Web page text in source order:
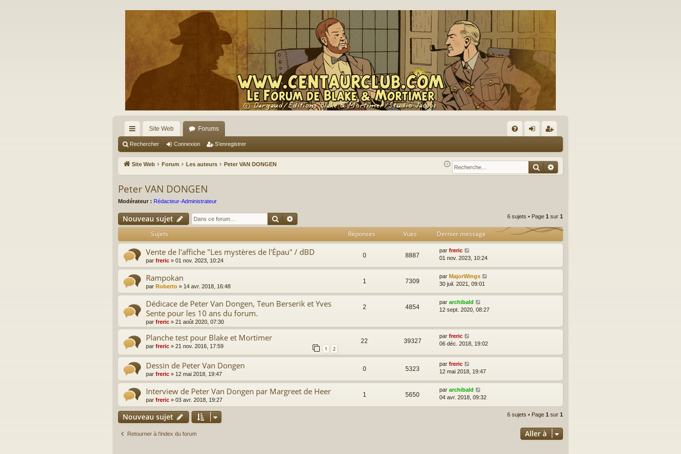
cc
ès
ra
pi
de
Site Web Forums
Q ne
xi
nr
eg
r
Rechercher Connexion S’enregistrer
Site Web Forum Les auteurs Peter VAN DONGEN Rechercher
Recherche avancée
Peter VAN DONGEN
Modérateur : Rédacteur-Administrateur
Nouveau sujet Rechercher 6 sujets • Page 1 sur 1
Sujets Réponses Vues Dernier message
Vente de l'affiche "Les mystères de l'Épau" / dBD
par freric » 01 nov. 2023, 10:24
0 8887
par freric
01 nov. 2023, 10:24
Rampokan
par Roberto » 14 avr. 2018, 16:48
1 7309
par MajorWings
30 juil. 2021, 09:01
Dédicace de Peter Van Dongen, Teun Berserik et Yves
Sente pour les 10 ans du forum.
par freric » 21 août 2020, 07:30
2 4854
par archibald
12 sept. 2020, 08:27
Planche test pour Blake et Mortimer
par freric » 21 nov. 2016, 17:59 1 2
22 39327
par freric
06 déc. 2018, 19:02
Dessin de Peter Van Dongen
par freric » 12 mai 2018, 19:47
0 5323
par freric
12 mai 2018, 19:47
Interview de Peter Van Dongen par Margreet de Heer
par freric » 03 avr. 2018, 19:27
1 5650
par archibald
04 avr. 2018, 09:32
Nouveau sujet 6 sujets • Page 1 sur 1
Retourner à l’index du forum Aller à